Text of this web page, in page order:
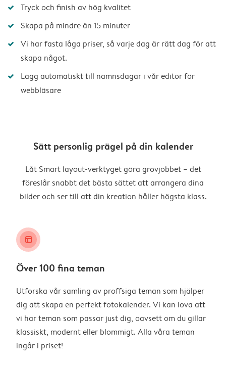
Tryck och finish av hög kvalitet
Skapa på mindre än 15 minuter
Vi har fasta låga priser, så varje dag är rätt dag för att
skapa något.
Lägg automatiskt till namnsdagar i vår editor för
webbläsare
Sätt personlig prägel på din kalender
Låt Smart layout-verktyget göra grovjobbet – det
föreslår snabbt det bästa sättet att arrangera dina
bilder och ser till att din kreation håller högsta klass.
layout_alt
Över 100 fina teman
Utforska vår samling av proffsiga teman som hjälper
dig att skapa en perfekt fotokalender. Vi kan lova att
vi har teman som passar just dig, oavsett om du gillar
klassiskt, modernt eller blommigt. Alla våra teman
ingår i priset!